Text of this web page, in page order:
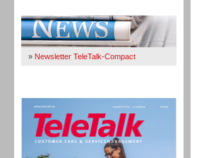
» Newsletter TeleTalk-Compact